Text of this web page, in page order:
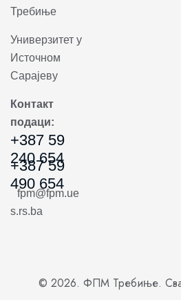
Требиње
Универзитет у
Источном
Сарајеву
Контакт
подаци:
+387 59
240 654
+387 59
490 654
fpm@fpm.ue
s.rs.ba
© 2026. ФПМ Требиње. Сва